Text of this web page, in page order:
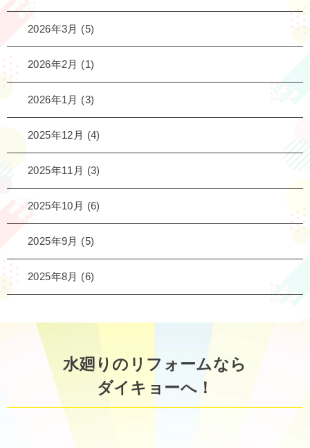
2026年3月 (5)
2026年2月 (1)
2026年1月 (3)
2025年12月 (4)
2025年11月 (3)
2025年10月 (6)
2025年9月 (5)
2025年8月 (6)
水廻りのリフォームなら
ダイキョーへ！